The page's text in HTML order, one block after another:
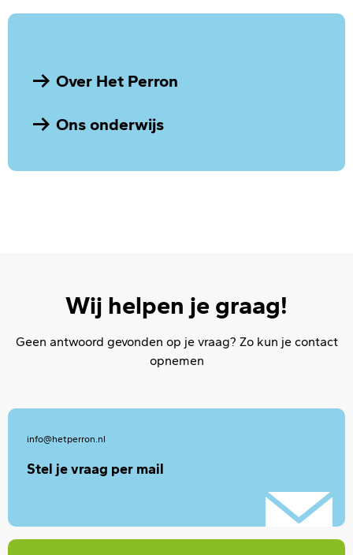
Over Het Perron
Ons onderwijs
Wij helpen je graag!
Geen antwoord gevonden op je vraag? Zo kun je contact
opnemen
info@hetperron.nl
Stel je vraag per mail